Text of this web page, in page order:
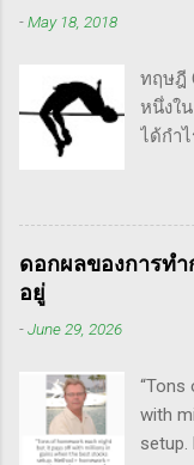
แรก
ซื้อมา
แปลง
อาทิ -
ผมเ
ชอบเ
ทวดลิ
นี้นะ...
-May 18, 2018
ทฤษฎี
หนึ่งใ
ได้กำ
ทำก
ชอบม
ครับ
ออก
เมื่อ
เรื่อง
gap ที่
ดอกผลของการท
อยู่
-June 29, 2026
with
setup.